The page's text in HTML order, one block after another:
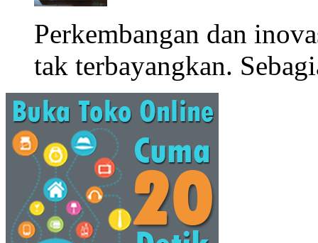
Perkembangan dan
tak terbayangkan.